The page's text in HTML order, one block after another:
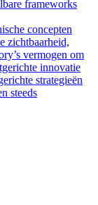
frameworks
concepten
zichtbaarheid,
vermogen om
innovatie
strategieën
steeds